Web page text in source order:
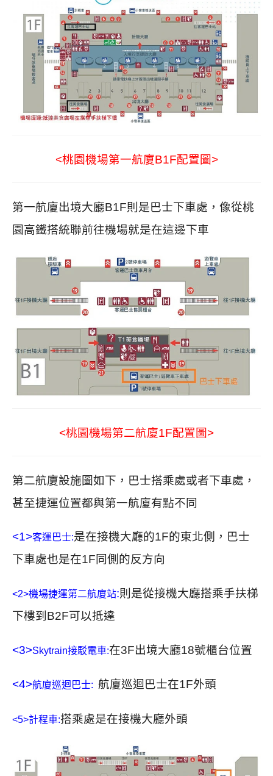
<桃園機場第一航廈B1F配置圖>
第一航廈出境大廳B1F則是巴士下車處，像從桃
園高鐵搭統聯前往機場就是在這邊下車
<桃園機場第二航廈1F配置圖>
第二航廈設施圖如下，巴士搭乘處或者下車處，
甚至捷運位置都與第一航廈有點不同
<1>客運巴士:是在接機大廳的1F的東北側， 巴士
下車處也是在1F同側的反方向
<2>機場捷運第二航廈站:則是從接機大廳搭乘手扶梯
下樓到B2F可以抵達
<3>Skytrain接駁電車:在3F出境大廳18號櫃台位置
<4>航廈巡迴巴士: 航廈巡迴巴士在1F外頭
<5>計程車:搭乘處是在接機大廳外頭